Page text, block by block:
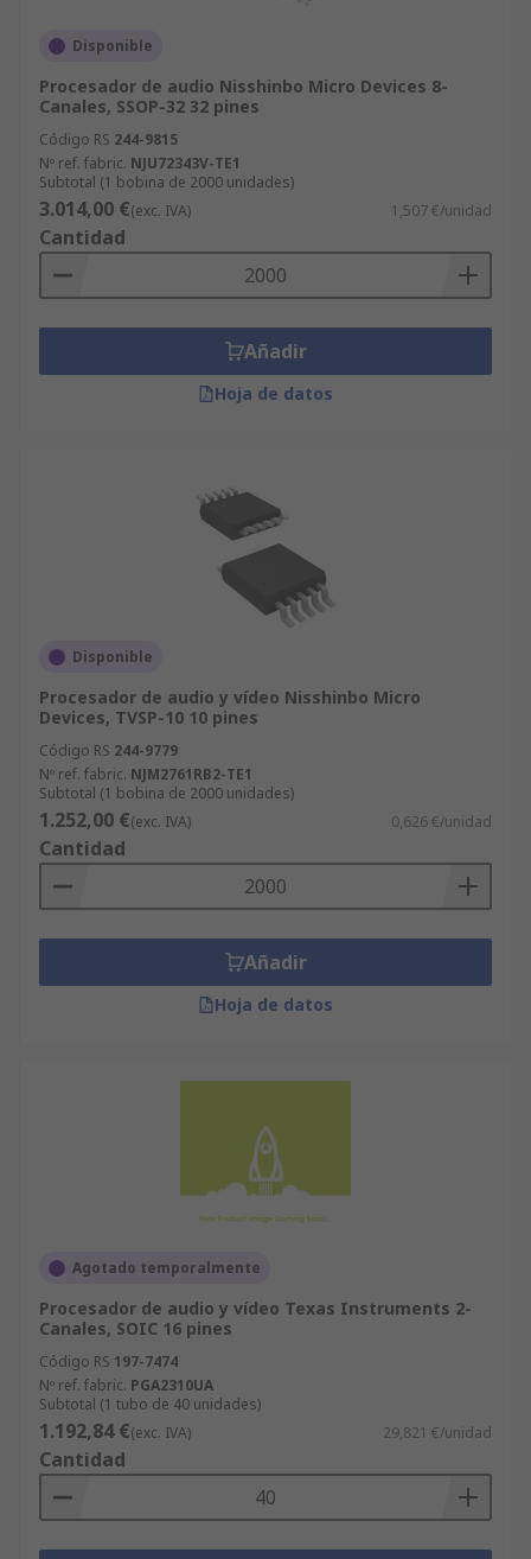
Disponible
Procesador de audio Nisshinbo Micro Devices 8-
Canales, SSOP-32 32 pines
Código RS 244-9815
Nº ref. fabric. NJU72343V-TE1
Subtotal (1 bobina de 2000 unidades)
3.014,00 €(exc. IVA) 1,507 €/unidad
Cantidad
Añadir
Hoja de datos
Disponible
Procesador de audio y vídeo Nisshinbo Micro
Devices, TVSP-10 10 pines
Código RS 244-9779
Nº ref. fabric. NJM2761RB2-TE1
Subtotal (1 bobina de 2000 unidades)
1.252,00 €(exc. IVA) 0,626 €/unidad
Cantidad
Añadir
Hoja de datos
Agotado temporalmente
Procesador de audio y vídeo Texas Instruments 2-
Canales, SOIC 16 pines
Código RS 197-7474
Nº ref. fabric. PGA2310UA
Subtotal (1 tubo de 40 unidades)
1.192,84 €(exc. IVA) 29,821 €/unidad
Cantidad